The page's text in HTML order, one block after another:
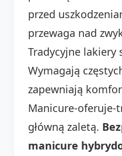
przed
przewaga nad
Tradycyjne lakiery
Wymagają
zapewniają
Manicure-oferuje-
główną zaletą.
manicure